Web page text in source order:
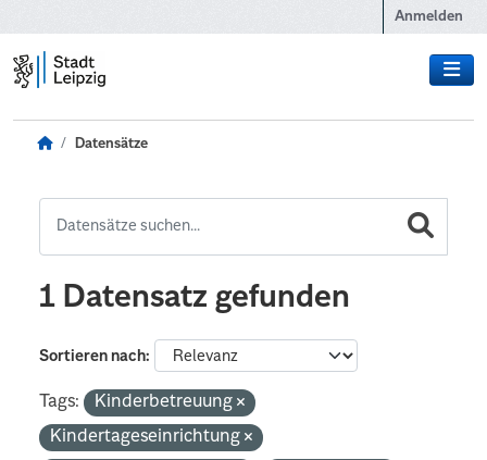
Anmelden
Datensätze
1 Datensatz gefunden
Sortieren nach
Tags:
Kinderbetreuung
Kindertageseinrichtung